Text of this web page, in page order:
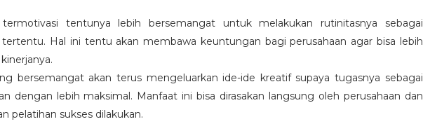
tentunya lebih bersemangat untuk melakukan rutinitasnya sebagai
tertentu. Hal ini tentu akan membawa keuntungan bagi perusahaan agar bisa lebih
bersemangat akan terus mengeluarkan ide-ide kreatif supaya tugasnya sebagai
dengan lebih maksimal. Manfaat ini bisa dirasakan langsung oleh perusahaan dan
pelatihan sukses dilakukan.